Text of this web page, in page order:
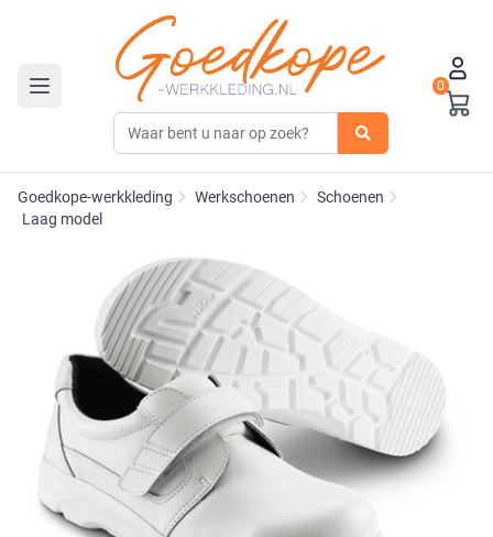
Toggle navigation
0
Goedkope-werkkleding Werkschoenen
Schoenen
Laag model